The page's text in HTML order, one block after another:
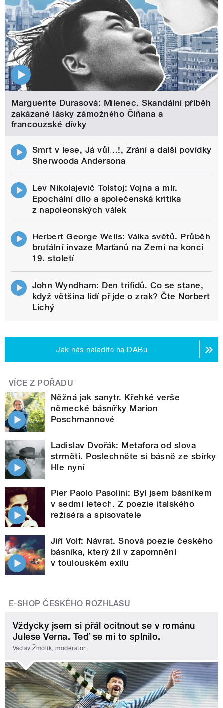
Marguerite Durasová: Milenec. Skandální příběh
zakázané lásky zámožného Číňana a
francouzské dívky
Smrt v lese, Já vůl…!, Zrání a další povídky
Sherwooda Andersona
Lev Nikolajevič Tolstoj: Vojna a mír.
Epochální dílo a společenská kritika
z napoleonských válek
Herbert George Wells: Válka světů. Průběh
brutální invaze Marťanů na Zemi na konci
19. století
John Wyndham: Den trifidů. Co se stane,
když většina lidí přijde o zrak? Čte Norbert
Lichý
Jak nás naladíte na DABu
VÍCE Z POŘADU
Něžná jak sanytr. Křehké verše
německé básnířky Marion
Poschmannové
Ladislav Dvořák: Metafora od slova
strměti. Poslechněte si básně ze sbírky
Hle nyní
Pier Paolo Pasolini: Byl jsem básníkem
v sedmi letech. Z poezie italského
režiséra a spisovatele
Jiří Volf: Návrat. Snová poezie českého
básníka, který žil v zapomnění
v toulouském exilu
E-SHOP ČESKÉHO ROZHLASU
Vždycky jsem si přál ocitnout se v románu
Julese Verna. Teď se mi to splnilo.
Václav Žmolík, moderátor